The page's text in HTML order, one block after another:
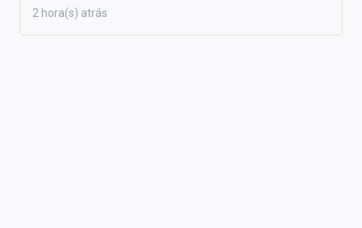
2 hora(s) atrás